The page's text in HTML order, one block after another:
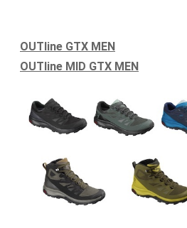
OUTline GTX MEN
OUTline MID GTX MEN